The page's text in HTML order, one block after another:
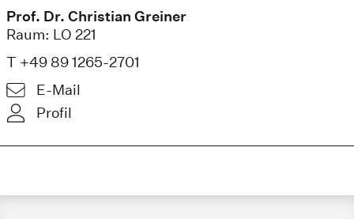
Prof. Dr. Christian Greiner
Raum: LO 221
T +49 89 1265-2701
E-Mail
Profil